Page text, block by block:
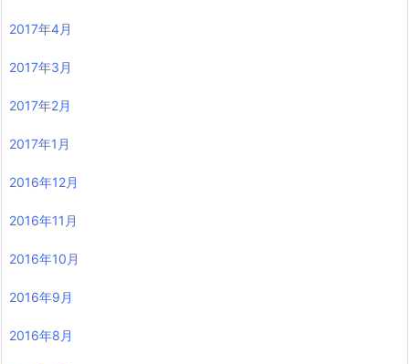
2017年4月
2017年3月
2017年2月
2017年1月
2016年12月
2016年11月
2016年10月
2016年9月
2016年8月